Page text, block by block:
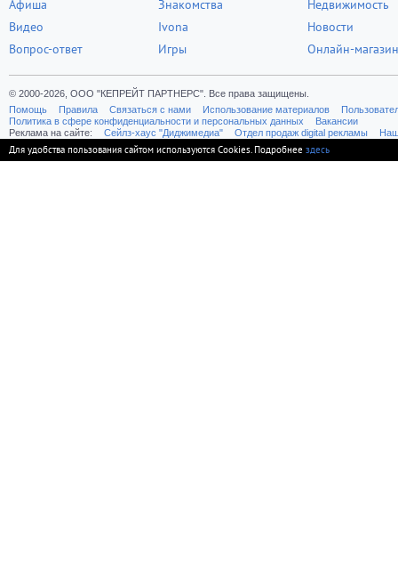
Афиша
Видео
Вопрос-ответ
Знакомства
Ivona
Игры
Недвижимость
Новости
Онлайн-магазин
© 2000-2026, ООО "КЕПРЕЙТ ПАРТНЕРС". Все права защищены.
Помощь
Правила Связаться с нами Использование материалов
Политика в сфере конфиденциальности и персональных данных
Вакансии
Реклама на сайте:
Cейлз-хаус "Диджимедиа" Отдел продаж digital рекламы
Для удобства пользования сайтом используются Cookies. Подробнее здесь